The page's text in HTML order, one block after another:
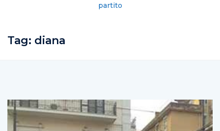
partito
Tag: diana